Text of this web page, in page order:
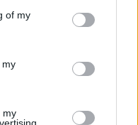
of my
my
my
Véritable Mère